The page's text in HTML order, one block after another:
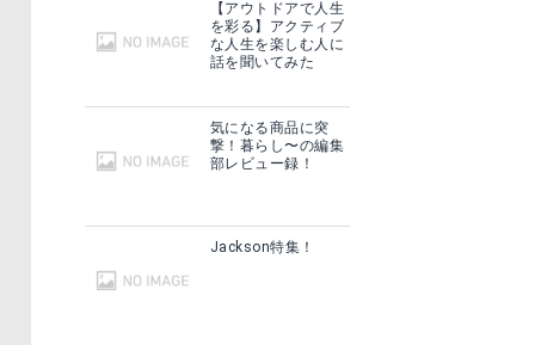
【アウトドアで人生
を彩る】アクティブ
な人生を楽しむ人に
話を聞いてみた
気になる商品に突
撃！暮らし〜の編集
部レビュー録！
Jackson特集！